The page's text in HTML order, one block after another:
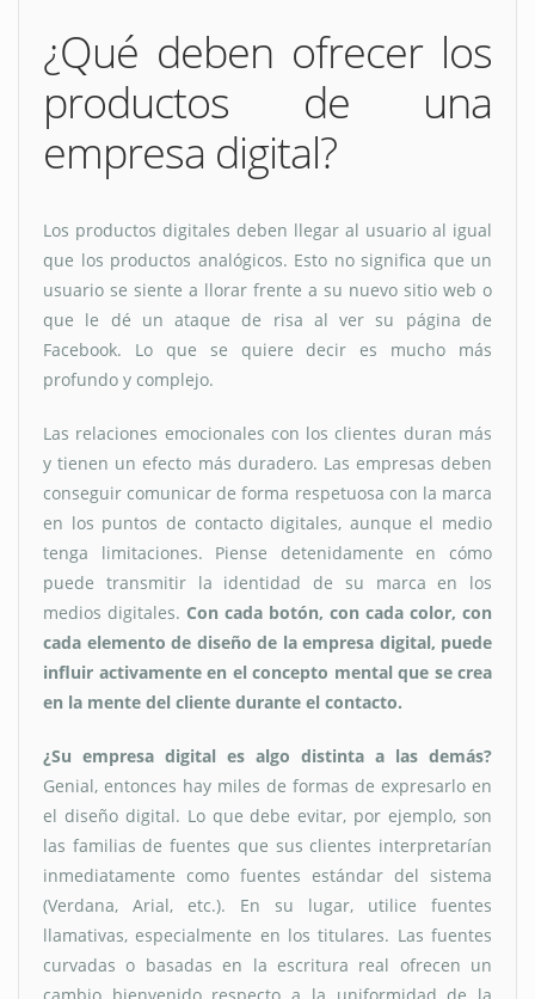
¿Qué deben ofrecer los
productos de una
empresa digital?
Los productos digitales deben llegar al usuario al igual
que los productos analógicos. Esto no significa que un
usuario se siente a llorar frente a su nuevo sitio web o
que le dé un ataque de risa al ver su página de
Facebook. Lo que se quiere decir es mucho más
profundo y complejo.
Las relaciones emocionales con los clientes duran más
y tienen un efecto más duradero. Las empresas deben
conseguir comunicar de forma respetuosa con la marca
en los puntos de contacto digitales, aunque el medio
tenga limitaciones. Piense detenidamente en cómo
puede transmitir la identidad de su marca en los
medios digitales. Con cada botón, con cada color, con
cada elemento de diseño de la empresa digital, puede
influir activamente en el concepto mental que se crea
en la mente del cliente durante el contacto.
¿Su empresa digital es algo distinta a las demás?
Genial, entonces hay miles de formas de expresarlo en
el diseño digital. Lo que debe evitar, por ejemplo, son
las familias de fuentes que sus clientes interpretarían
inmediatamente como fuentes estándar del sistema
(Verdana, Arial, etc.). En su lugar, utilice fuentes
llamativas, especialmente en los titulares. Las fuentes
curvadas o basadas en la escritura real ofrecen un